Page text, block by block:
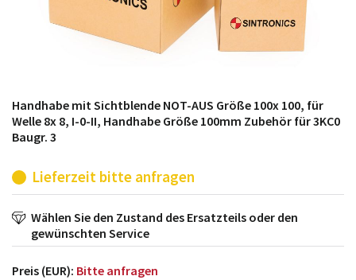
Handhabe mit Sichtblende NOT-AUS Größe 100x 100, für
Welle 8x 8, I-0-II, Handhabe Größe 100mm Zubehör für 3KC0
Baugr. 3
Lieferzeit bitte anfragen
Wählen Sie den Zustand des Ersatzteils oder den
gewünschten Service
Preis (EUR): Bitte anfragen